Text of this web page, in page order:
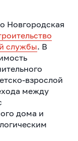
Новгородская
службы. В
взрослой
между
дома и